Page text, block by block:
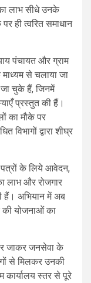
लाभ सीधे उनके
ही त्वरित समाधान
पंचायत और ग्राम
माध्यम से चलाया जा
जा चुके हैं, जिनमें
प्रस्तुत की हैं।
का मौके पर
विभागों द्वारा शीघ्र
पत्रों के लिये आवेदन,
लाभ और रोजगार
हैं। अभियान में अब
की योजनाओं का
जाकर जनसेवा के
से मिलकर उनकी
कार्यालय स्तर से पूरे